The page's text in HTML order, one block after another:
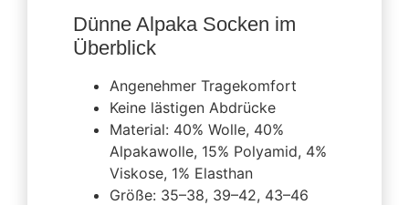
Dünne Alpaka Socken im
Überblick
Angenehmer Tragekomfort
Keine lästigen Abdrücke
Material: 40% Wolle, 40%
Alpakawolle, 15% Polyamid, 4%
Viskose, 1% Elasthan
Größe: 35–38, 39–42, 43–46